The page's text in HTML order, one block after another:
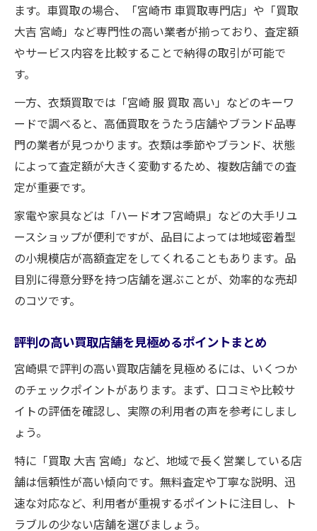
地域特有のおすすめ買取サービスをチェッ
ク
宮崎県で人気の買取対象品とその理由
宮崎県の店舗選びで押さえるべき新常識
ます。車買取の場合、「宮崎市 車買取専門店」や「買取
大吉 宮崎」など専門性の高い業者が揃っており、査定額
やサービス内容を比較することで納得の取引が可能で
す。
一方、衣類買取では「宮崎 服 買取 高い」などのキーワ
ードで調べると、高価買取をうたう店舗やブランド品専
門の業者が見つかります。衣類は季節やブランド、状態
によって査定額が大きく変動するため、複数店舗での査
定が重要です。
家電や家具などは「ハードオフ宮崎県」などの大手リユ
ースショップが便利ですが、品目によっては地域密着型
の小規模店が高額査定をしてくれることもあります。品
目別に得意分野を持つ店舗を選ぶことが、効率的な売却
のコツです。
評判の高い買取店舗を見極めるポイントまとめ
宮崎県で評判の高い買取店舗を見極めるには、いくつか
のチェックポイントがあります。まず、口コミや比較サ
イトの評価を確認し、実際の利用者の声を参考にしまし
ょう。
特に「買取 大吉 宮崎」など、地域で長く営業している店
舗は信頼性が高い傾向です。無料査定や丁寧な説明、迅
速な対応など、利用者が重視するポイントに注目し、ト
ラブルの少ない店舗を選びましょう。